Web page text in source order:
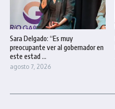
Sara Delgado: “Es muy
preocupante ver al gobernador en
este estad ...
agosto 7, 2026